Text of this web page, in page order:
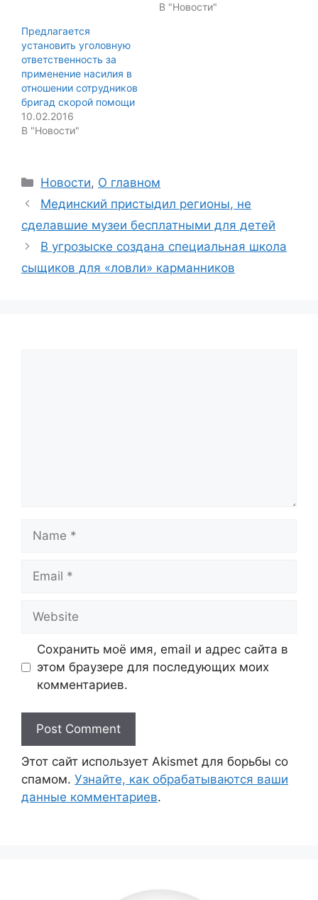
В "Новости"
Предлагается
установить уголовную
ответственность за
применение насилия в
отношении сотрудников
бригад скорой помощи
10.02.2016
В "Новости"
Categories
Новости, О главном
Мединский пристыдил регионы, не
сделавшие музеи бесплатными для детей
В угрозыске создана специальная школа
сыщиков для «ловли» карманников
Name
Email
Website
Сохранить моё имя, email и адрес сайта в
этом браузере для последующих моих
комментариев.
Этот сайт использует Akismet для борьбы со
спамом. Узнайте, как обрабатываются ваши
данные комментариев.